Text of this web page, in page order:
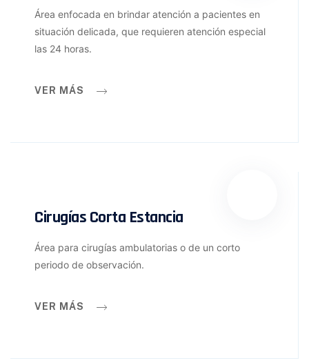
Área enfocada en brindar atención a pacientes en
situación delicada, que requieren atención especial
las 24 horas.
VER MÁS
Cirugías Corta Estancia
Área para cirugías ambulatorias o de un corto
periodo de observación.
VER MÁS